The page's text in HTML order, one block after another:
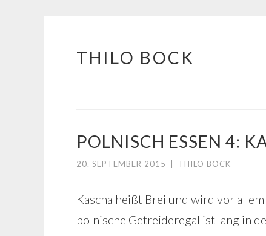
Springe
THILO BOCK
POLNISCH ESSEN 4:
20. SEPTEMBER 2015 THILO BOCK
Kascha heißt Brei und wird vor
polnische Getreideregal ist lang in